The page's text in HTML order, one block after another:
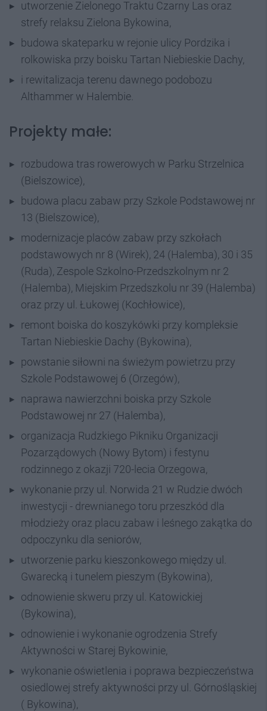
utworzenie Zielonego Traktu Czarny Las oraz
strefy relaksu Zielona Bykowina,
budowa skateparku w rejonie ulicy Pordzika i
rolkowiska przy boisku Tartan Niebieskie Dachy,
i rewitalizacja terenu dawnego podobozu
Althammer w Halembie.
Projekty małe:
rozbudowa tras rowerowych w Parku Strzelnica
(Bielszowice),
budowa placu zabaw przy Szkole Podstawowej nr
13 (Bielszowice),
modernizacje placów zabaw przy szkołach
podstawowych nr 8 (Wirek), 24 (Halemba), 30 i 35
(Ruda), Zespole Szkolno-Przedszkolnym nr 2
(Halemba), Miejskim Przedszkolu nr 39 (Halemba)
oraz przy ul. Łukowej (Kochłowice),
remont boiska do koszykówki przy kompleksie
Tartan Niebieskie Dachy (Bykowina),
powstanie siłowni na świeżym powietrzu przy
Szkole Podstawowej 6 (Orzegów),
naprawa nawierzchni boiska przy Szkole
Podstawowej nr 27 (Halemba),
organizacja Rudzkiego Pikniku Organizacji
Pozarządowych (Nowy Bytom) i festynu
rodzinnego z okazji 720-lecia Orzegowa,
wykonanie przy ul. Norwida 21 w Rudzie dwóch
inwestycji - drewnianego toru przeszkód dla
młodzieży oraz placu zabaw i leśnego zakątka do
odpoczynku dla seniorów,
utworzenie parku kieszonkowego między ul.
Gwarecką i tunelem pieszym (Bykowina),
odnowienie skweru przy ul. Katowickiej
(Bykowina),
odnowienie i wykonanie ogrodzenia Strefy
Aktywności w Starej Bykowinie,
wykonanie oświetlenia i poprawa bezpieczeństwa
osiedlowej strefy aktywności przy ul. Górnośląskiej
( Bykowina),